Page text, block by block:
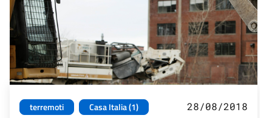
terremoti
Casa Italia (1)
28/08/2018